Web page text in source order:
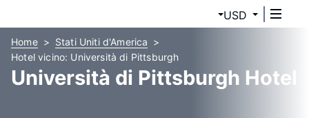
USD
Home
Stati Uniti d'America
Hotel vicino: Università di Pittsburgh
Università di Pittsburgh Hotel